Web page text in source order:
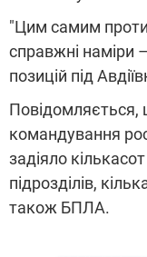
"Цим самим
справжні наміри
позицій під
Повідомляється,
командування
задіяло
підрозділів,
також БПЛА.